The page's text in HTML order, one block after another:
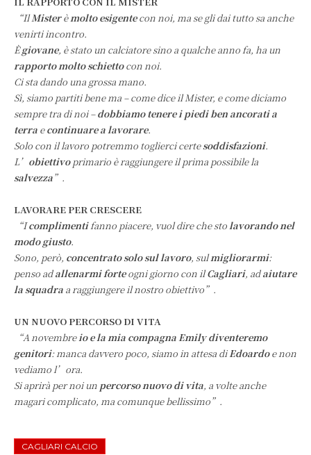
“IlMisterèmolto esigentecon noi, ma se gli dai tutto sa anche
venirti incontro.
Ègiovane, è stato un calciatore sino a qualche anno fa, ha un
rapporto molto schiettocon noi.
Ci sta dando una grossa mano.
Sì, siamo partiti bene ma – come dice il Mister, e come diciamo
sempre tra di noi –dobbiamo tenere i piedi ben ancorati a
terra econtinuare a lavorare.
Solo con il lavoro potremmo toglierci certesoddisfazioni.
L’ obiettivoprimario è raggiungere il prima possibile la
salvezza”.
LAVORARE PER CRESCERE
“Icomplimentifanno piacere, vuol dire che stolavorando nel
modo giusto.
Sono, però, concentrato solo sul lavoro, sulmigliorarmi:
penso adallenarmi forteogni giorno con ilCagliari, adaiutare
la squadra a raggiungere il nostro obiettivo”.
UN NUOVO PERCORSO DI VITA
“A novembreio e la mia compagna Emily diventeremo
genitori: manca davvero poco, siamo in attesa diEdoardoe non
vediamo l’ora.
Si aprirà per noi un percorso nuovo di vita, a volte anche
magari complicato, ma comunque bellissimo”.
CAGLIARI CALCIO